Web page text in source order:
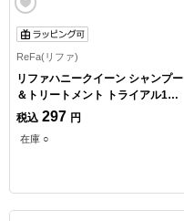
ReFa(リファ)
リファハニークイーン シャンプー
＆トリートメント トライアル1回
分
税込 297 円
在庫 ○